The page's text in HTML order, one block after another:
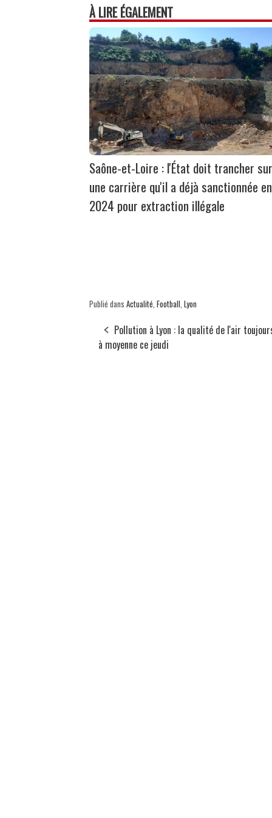
À LIRE ÉGALEMENT
Saône-et-Loire : l'État doit trancher sur
une carrière qu'il a déjà sanctionnée en
2024 pour extraction illégale
Publié dans Actualité Football Lyon
Pollution à Lyon : la qualité de l'air
à moyenne ce jeudi